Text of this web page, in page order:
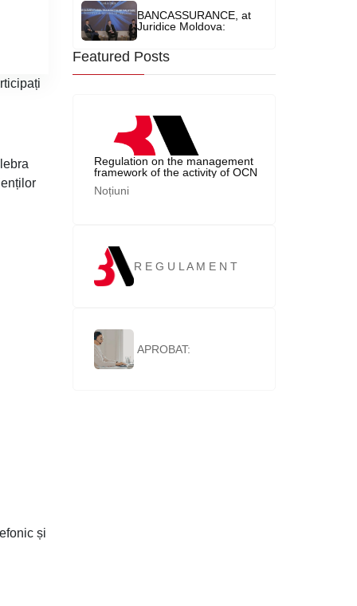
și
Image
BANCASSURANCE, at
Juridice Moldova:
"Regulation of foreign
the context of legislative
Featured Posts
Regulation on the management
framework of the activity of OCN
Noțiuni
Image
R E G U L A M E N T
OCN „Bancassurance
Image
APROBAT: